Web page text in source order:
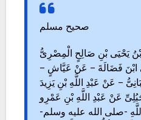
صحيح مسلم
بْنُ يَحْيَى بْنِ صَالِحٍ الْمِصْرِىُّ
ابْنَ فَضَالَةَ – عَنْ عَيَّاشٍ –
– عَنْ عَبْدِ اللَّهِ بْنِ يَزِيدَ
عَنْ عَبْدِ اللَّهِ بْنِ عَمْرِو
-صلى الله عليه وسلم-